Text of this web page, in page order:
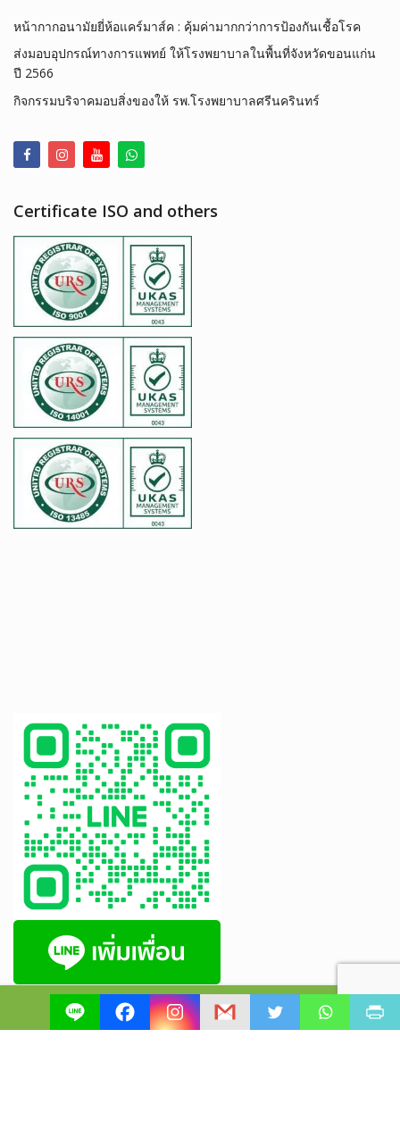
หยิบใส่ตะกร้า
หน้ากากอนามัยยี่ห้อแคร์มาส์ค : คุ้มค่ามากกว่าการป้องกันเชื้อโรค
ส่งมอบอุปกรณ์ทางการแพทย์ ให้โรงพยาบาลในพื้นที่จังหวัดขอนแก่น
ปี 2566
กิจกรรมบริจาคมอบสิ่งของให้ รพ.โรงพยาบาลศรีนครินทร์
Certificate ISO and others